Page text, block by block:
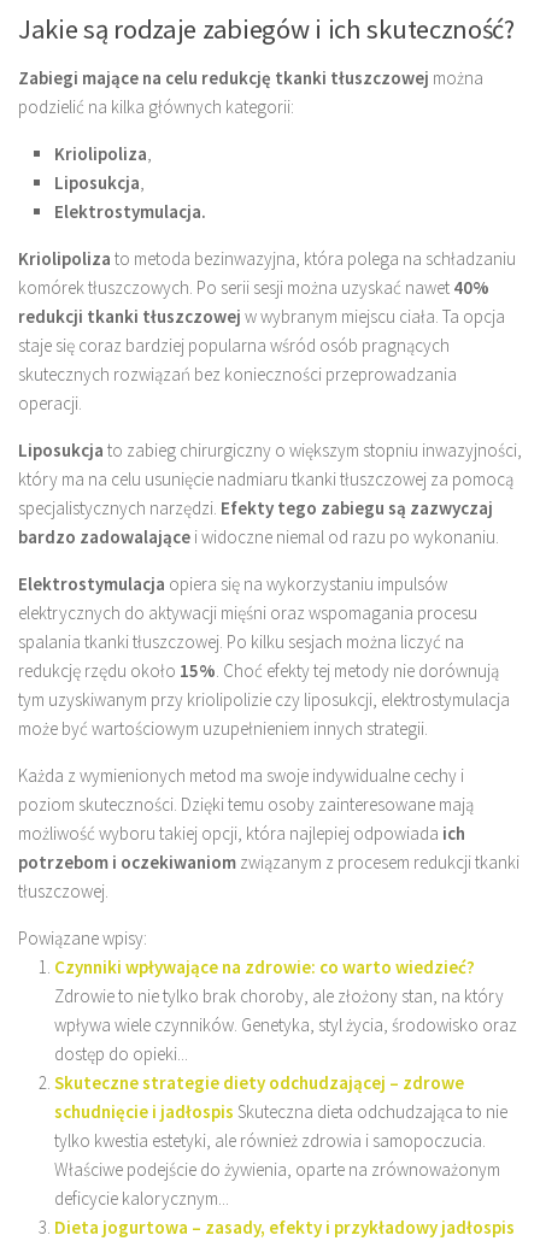
Jakie są rodzaje zabiegów i ich skuteczność?
Zabiegi mające na celu redukcję tkanki tłuszczowej można
podzielić na kilka głównych kategorii:
Kriolipoliza,
Liposukcja,
Elektrostymulacja.
Kriolipoliza to metoda bezinwazyjna, która polega na schładzaniu
komórek tłuszczowych. Po serii sesji można uzyskać nawet 40%
redukcji tkanki tłuszczowej w wybranym miejscu ciała. Ta opcja
staje się coraz bardziej popularna wśród osób pragnących
skutecznych rozwiązań bez konieczności przeprowadzania
operacji.
Liposukcja to zabieg chirurgiczny o większym stopniu inwazyjności,
który ma na celu usunięcie nadmiaru tkanki tłuszczowej za pomocą
specjalistycznych narzędzi. Efekty tego zabiegu są zazwyczaj
bardzo zadowalające i widoczne niemal od razu po wykonaniu.
Elektrostymulacja opiera się na wykorzystaniu impulsów
elektrycznych do aktywacji mięśni oraz wspomagania procesu
spalania tkanki tłuszczowej. Po kilku sesjach można liczyć na
redukcję rzędu około 15%. Choć efekty tej metody nie dorównują
tym uzyskiwanym przy kriolipolizie czy liposukcji, elektrostymulacja
może być wartościowym uzupełnieniem innych strategii.
Każda z wymienionych metod ma swoje indywidualne cechy i
poziom skuteczności. Dzięki temu osoby zainteresowane mają
możliwość wyboru takiej opcji, która najlepiej odpowiada ich
potrzebom i oczekiwaniom związanym z procesem redukcji tkanki
tłuszczowej.
Powiązane wpisy:
Czynniki wpływające na zdrowie: co warto wiedzieć?
Zdrowie to nie tylko brak choroby, ale złożony stan, na który
wpływa wiele czynników. Genetyka, styl życia, środowisko oraz
dostęp do opieki...
Skuteczne strategie diety odchudzającej – zdrowe
schudnięcie i jadłospis Skuteczna dieta odchudzająca to nie
tylko kwestia estetyki, ale również zdrowia i samopoczucia.
Właściwe podejście do żywienia, oparte na zrównoważonym
deficycie kalorycznym...
Dieta jogurtowa – zasady, efekty i przykładowy jadłospis